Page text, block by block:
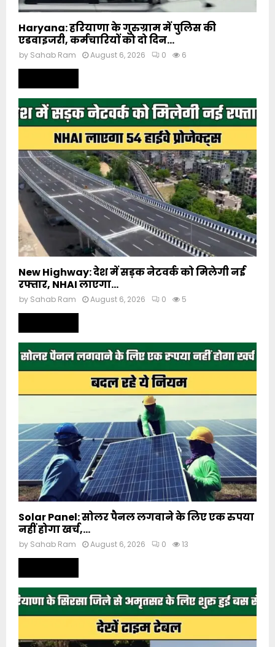
Haryana: हरियाणा के गुरुग्राम में पुलिस की
एडवाइजरी, कर्मचारियों को दो दिन...
by Sahab Ram August 6, 2026 0 6
New Highway: देश में सड़क नेटवर्क को मिलेगी नई
रफ्तार, NHAI लाएगा...
by Sahab Ram August 6, 2026 0 5
Solar Panel: सोलर पैनल लगवाने के लिए एक रुपया
नहीं होगा खर्च,...
by Sahab Ram August 6, 2026 0 13